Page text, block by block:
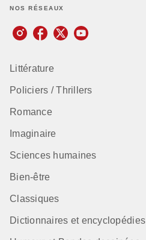
NOS RÉSEAUX
Littérature
Policiers / Thrillers
Romance
Imaginaire
Sciences humaines
Bien-être
Classiques
Dictionnaires et encyclopédies